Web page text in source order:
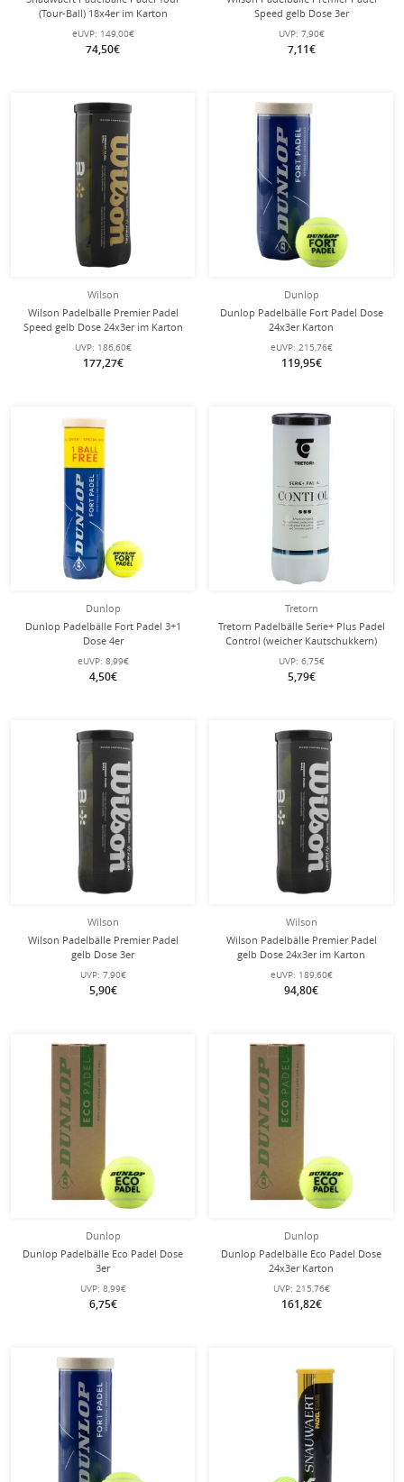
(Tour-Ball) 18x4er im Karton
eUVP: 149,00€
74,50€
Speed gelb Dose 3er
UVP: 7,90€
7,11€
Wilson
Wilson Padelbälle Premier Padel
Speed gelb Dose 24x3er im Karton
UVP: 186,60€
177,27€
Dunlop
Dunlop Padelbälle Fort Padel Dose
24x3er Karton
eUVP: 215,76€
119,95€
Dunlop
Dunlop Padelbälle Fort Padel 3+1
Dose 4er
eUVP: 8,99€
4,50€
Tretorn
Tretorn Padelbälle Serie+ Plus Padel
Control (weicher Kautschukkern)
Dose 3er
UVP: 6,75€
5,79€
Wilson
Wilson Padelbälle Premier Padel
gelb Dose 3er
UVP: 7,90€
5,90€
Wilson
Wilson Padelbälle Premier Padel
gelb Dose 24x3er im Karton
eUVP: 189,60€
94,80€
Dunlop
Dunlop Padelbälle Eco Padel Dose
3er
UVP: 8,99€
6,75€
Dunlop
Dunlop Padelbälle Eco Padel Dose
24x3er Karton
UVP: 215,76€
161,82€